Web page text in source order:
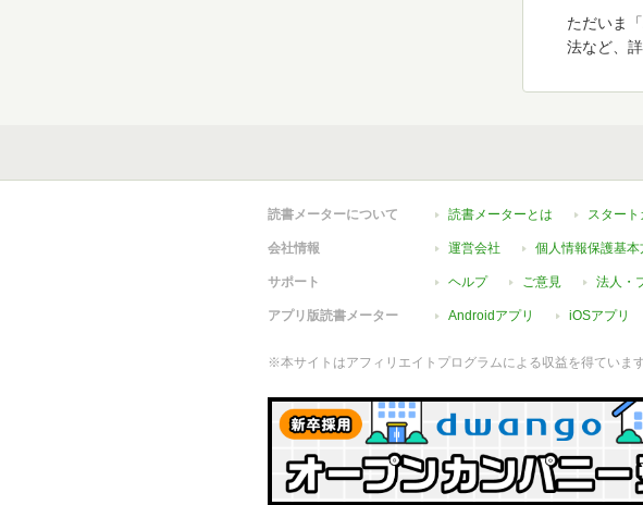
ただいま
法など、
読書メーターについて 読書メーターとは スタート
会社情報 運営会社 個人情報保護基本
サポート ヘルプ ご意見 法人・
アプリ版読書メーター Androidアプリ iOSアプリ
※本サイトはアフィリエイトプログラムによる収益を得ていま